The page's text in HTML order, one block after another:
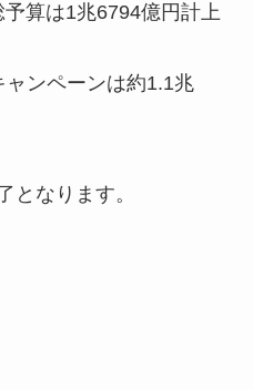
算は1兆6794億円計上
ャンペーンは約1.1兆
となります。